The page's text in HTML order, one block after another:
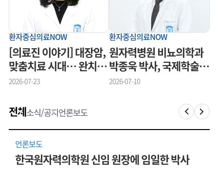
환자중심의료NOW
[의료진 이야기] 대장암,
맞춤치료 시대… 완치와
삶의 질을 함께 지킨다
2026-07-23
환자중심의료NOW
원자력병원 비뇨의학과
박종욱 박사, 국제학술대
회 수상
2026-07-10
전체소식/공지언론보도
언론보도
한국원자력의학원 신임 원장에 임일한 박사